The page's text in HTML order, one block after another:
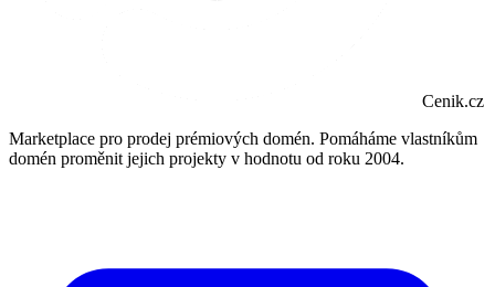
Cenik.cz
Marketplace pro prodej prémiových domén. Pomáháme vlastníkům
domén proměnit jejich projekty v hodnotu od roku 2004.